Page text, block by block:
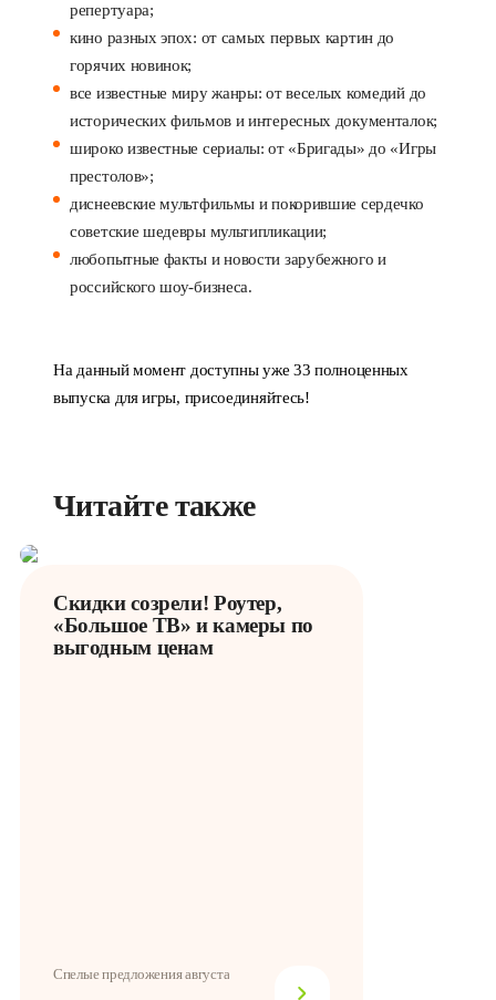
репертуара;
кино разных эпох: от самых первых картин до
горячих новинок;
все известные миру жанры: от веселых комедий до
исторических фильмов и интересных документалок;
широко известные сериалы: от «Бригады» до «Игры
престолов»;
диснеевские мультфильмы и покорившие сердечко
советские шедевры мультипликации;
любопытные факты и новости зарубежного и
российского шоу-бизнеса.
На данный момент доступны уже 33 полноценных
выпуска для игры, присоединяйтесь!
Читайте также
Скидки созрели! Роутер,
«Большое ТВ» и камеры по
выгодным ценам
Спелые предложения августа